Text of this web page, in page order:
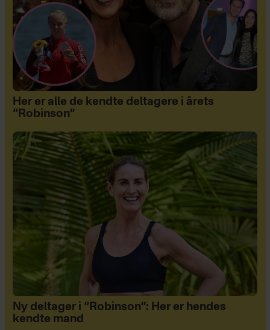
Her er alle de kendte deltagere i årets
“Robinson”
Ny deltager i “Robinson”: Her er hendes
kendte mand